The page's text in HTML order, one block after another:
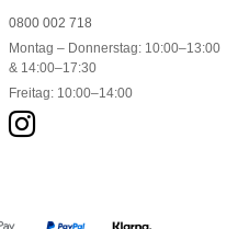
0800 002 718
Montag – Donnerstag: 10:00–13:00
& 14:00–17:30
Freitag: 10:00–14:00